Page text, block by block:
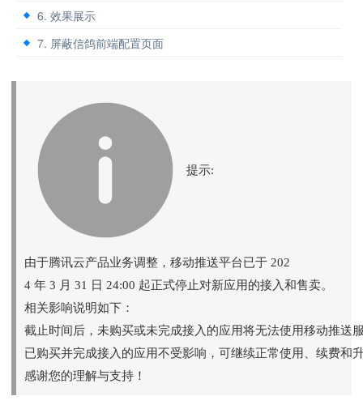
6. 效果展示
7. 屏蔽信鸽前端配置页面
提示:
由于腾讯云产品业务调整，移动推送平台已于 202
4 年 3 月 31 日 24:00 起正式停止对新应用的接入和售卖。
相关影响说明如下：
截止时间后，未购买或未完成接入的应用将无法使用移动推送
已购买并完成接入的应用不受影响，可继续正常使用、续费和
感谢您的理解与支持！